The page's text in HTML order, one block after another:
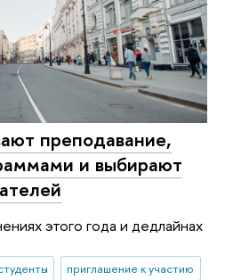
преподавание,
и выбирают
этого года и дедлайнах
приглашение к участию